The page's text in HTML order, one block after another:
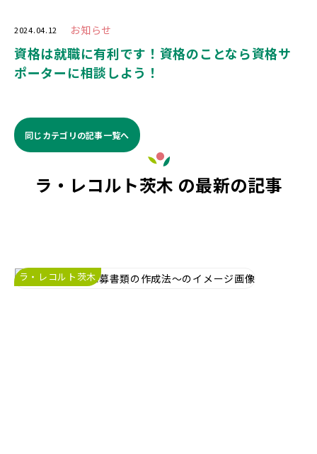
2024.04.12 お知らせ
資格は就職に有利です！資格のことなら資格サ
ポーターに相談しよう！
同じカテゴリの記事⼀覧へ
ラ・レコルト茨木 の最新の記事
ラ・レコルト茨木